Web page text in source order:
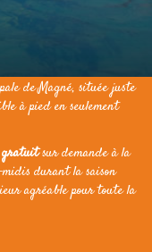
deMagné, située juste
à pied en seulement
gratuitsur demande à la
midis durant la saison
agréable pour toute la